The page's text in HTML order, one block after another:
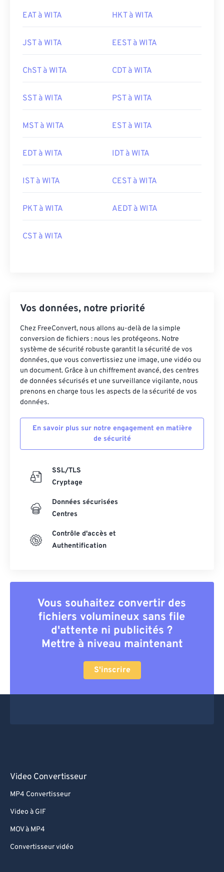
EAT à WITA HKT à WITA
JST à WITA EEST à WITA
ChST à WITA CDT à WITA
SST à WITA PST à WITA
MST à WITA EST à WITA
EDT à WITA IDT à WITA
IST à WITA CEST à WITA
PKT à WITA AEDT à WITA
CST à WITA
Vos données, notre priorité
Chez FreeConvert, nous allons au-delà de la simple
conversion de fichiers : nous les protégeons. Notre
système de sécurité robuste garantit la sécurité de vos
données, que vous convertissiez une image, une vidéo ou
un document. Grâce à un chiffrement avancé, des centres
de données sécurisés et une surveillance vigilante, nous
prenons en charge tous les aspects de la sécurité de vos
données.
En savoir plus sur notre engagement en matière
de sécurité
SSL/TLS
Cryptage
Données sécurisées
Centres
Contrôle d'accès et
Authentification
Vous souhaitez convertir des
fichiers volumineux sans file
d'attente ni publicités ?
Mettre à niveau maintenant
S'inscrire
Video Convertisseur
MP4 Convertisseur
Video à GIF
MOV à MP4
Convertisseur vidéo